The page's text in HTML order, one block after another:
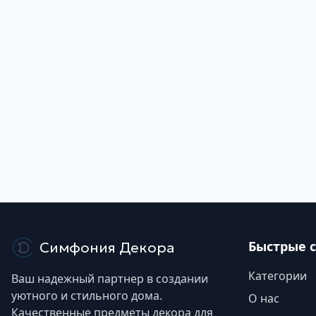
Симфония Декора
Ваш надежный партнер в создании
уютного и стильного дома.
Качественные предметы декора для
Быстрые
Категории
О нас